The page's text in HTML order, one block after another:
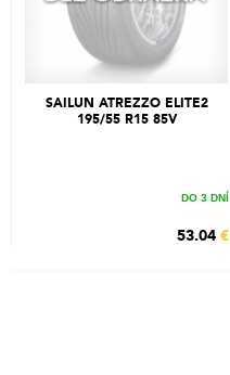
SAILUN ATREZZO ELITE2
195/55 R15 85V
DO 3 DNÍ
53.04 €